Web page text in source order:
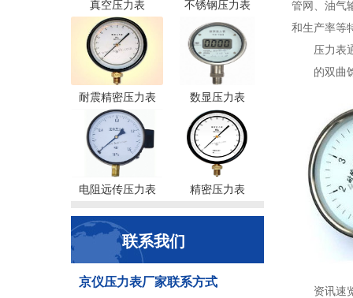
真空压力表 不锈钢压力表
耐震精密压力表 数显压力表
电阻远传压力表 精密压力表
联系我们
京仪压力表厂家联系方式
管网、油气
和生产率等
压力表
的双曲
资讯速